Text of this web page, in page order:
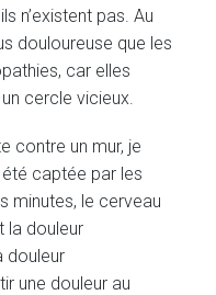
n’existent pas. Au
douloureuse que les
car elles
cercle vicieux.
contre un mur, je
captée par les
minutes, le cerveau
la douleur
douleur
une douleur au